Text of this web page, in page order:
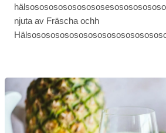
njuta av Fräscha ochh